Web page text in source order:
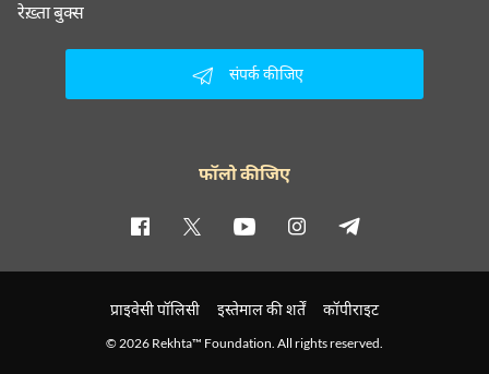
रेख़्ता बुक्स
संपर्क कीजिए
फॉलो कीजिए
प्राइवेसी पॉलिसी इस्तेमाल की शर्तें कॉपीराइट
© 2026 Rekhta™ Foundation. All rights reserved.